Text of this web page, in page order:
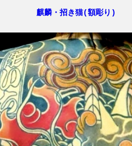
麒麟・招き猫(額彫り)